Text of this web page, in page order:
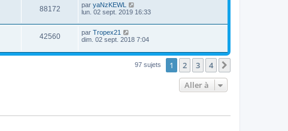
88172 par yaNzKEWL
lun. 02 sept. 2019 16:33
42560 par Tropex21
dim. 02 sept. 2018 7:04
97 sujets 1 2 3 4
Aller à